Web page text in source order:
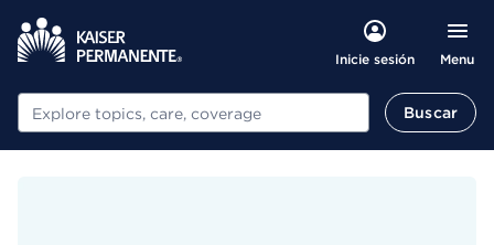
Inicie sesión Menu
Buscar Buscar